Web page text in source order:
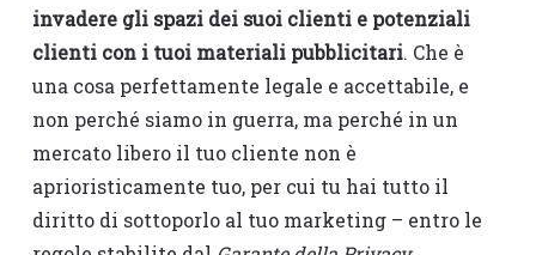
invadere gli spazi dei suoi clienti e potenziali
clienti con i tuoi materiali pubblicitari. Che è
una cosa perfettamente legale e accettabile, e
non perché siamo in guerra, ma perché in un
mercato libero il tuo cliente non è
aprioristicamente tuo, per cui tu hai tutto il
diritto di sottoporlo al tuo marketing – entro le